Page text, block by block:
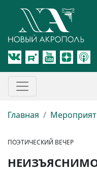
Главная
ПОЭТИЧЕСКИЙ ВЕЧЕР